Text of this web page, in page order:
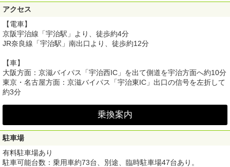
アクセス
【電車】
京阪宇治線「宇治駅」より、徒歩約4分
JR奈良線「宇治駅」南出口より、徒歩約12分
【車】
大阪方面：京滋バイパス「宇治西IC」を出て側道を宇治方面へ約10分
東京・名古屋方面：京滋バイパス「宇治東IC」出口の信号を左折して
約3分
乗換案内
駐車場
有料駐車場あり
駐車可能台数：乗用車約73台、別途、臨時駐車場47台あり。